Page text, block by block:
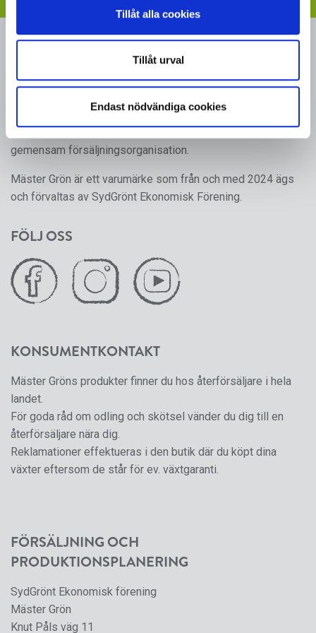
Tillåt alla cookies
Tillåt urval
Endast nödvändiga cookies
Sveriges i särklass största, tillika odlarägda, leverantör av
tillbaka till 1950-talet, då ett antal producenter av frukt,
grönsaker och prydnadsväxter gick ihop för att skapa en
gemensam försäljningsorganisation.
Mäster Grön är ett varumärke som från och med 2024 ägs
och förvaltas av SydGrönt Ekonomisk Förening.
FÖLJ OSS
KONSUMENTKONTAKT
Mäster Gröns produkter finner du hos återförsäljare i hela
landet.
För goda råd om odling och skötsel vänder du dig till en
återförsäljare nära dig.
Reklamationer effektueras i den butik där du köpt dina
växter eftersom de står för ev. växtgaranti.
FÖRSÄLJNING OCH
PRODUKTIONSPLANERING
SydGrönt Ekonomisk förening
Mäster Grön
Knut Påls väg 11